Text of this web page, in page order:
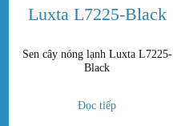
Sen cây nóng lạnh Luxta L7225-
Black
Đọc tiếp